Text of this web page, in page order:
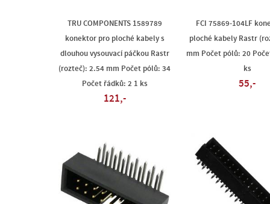
TRU COMPONENTS 1589789
konektor pro ploché kabely s
dlouhou vysouvací páčkou Rastr
(rozteč): 2.54 mm Počet pólů: 34
Počet řádků: 2 1 ks
121,-
FCI 75869-104LF
ploché kabely Rastr
mm Počet pólů: 20
ks
55,-